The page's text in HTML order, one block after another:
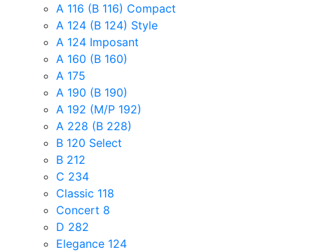
A 116 (B 116) Compact
A 124 (B 124) Style
A 124 Imposant
A 160 (B 160)
A 175
A 190 (B 190)
A 192 (M/P 192)
A 228 (B 228)
B 120 Select
B 212
C 234
Classic 118
Concert 8
D 282
Elegance 124